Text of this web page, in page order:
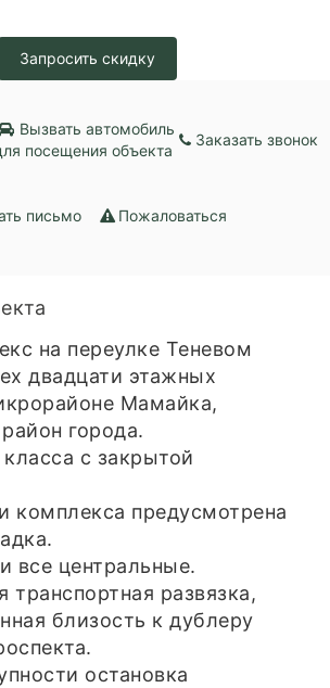
Запросить скидку
Вызвать автомобиль
посещения объекта
Заказать звонок
письмо Пожаловаться
на переулке Теневом
двадцати этажных
Мамайка,
города.
с закрытой
комплекса предусмотрена
все центральные.
транспортная развязка,
близость к дублеру
остановка